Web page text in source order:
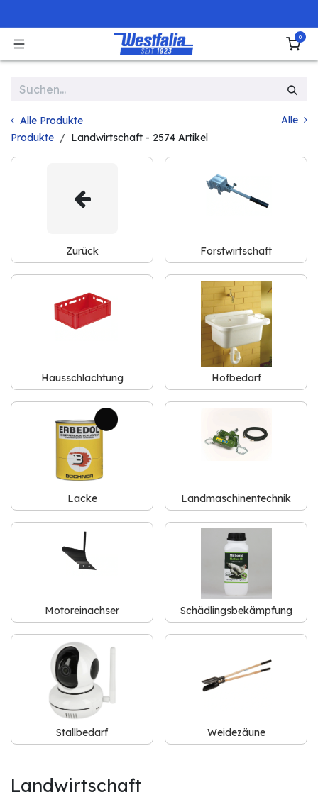
0
Alle Produkte
Alle
Produkte
Landwirtschaft - 2574 Artikel
Zurück Forstwirtschaft
Hausschlachtung Hofbedarf
Lacke Landmaschinentechnik
Motoreinachser Schädlingsbekämpfung
Stallbedarf Weidezäune
Landwirtschaft